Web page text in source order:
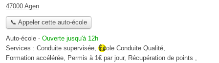
47000 Agen
📞 Appeler cette auto-école
Auto-école - Ouverte jusqu'à 12h
Services : Conduite supervisée, École Conduite Qualité,
Formation accélérée, Permis à 1€ par jour, Récupération de points ,